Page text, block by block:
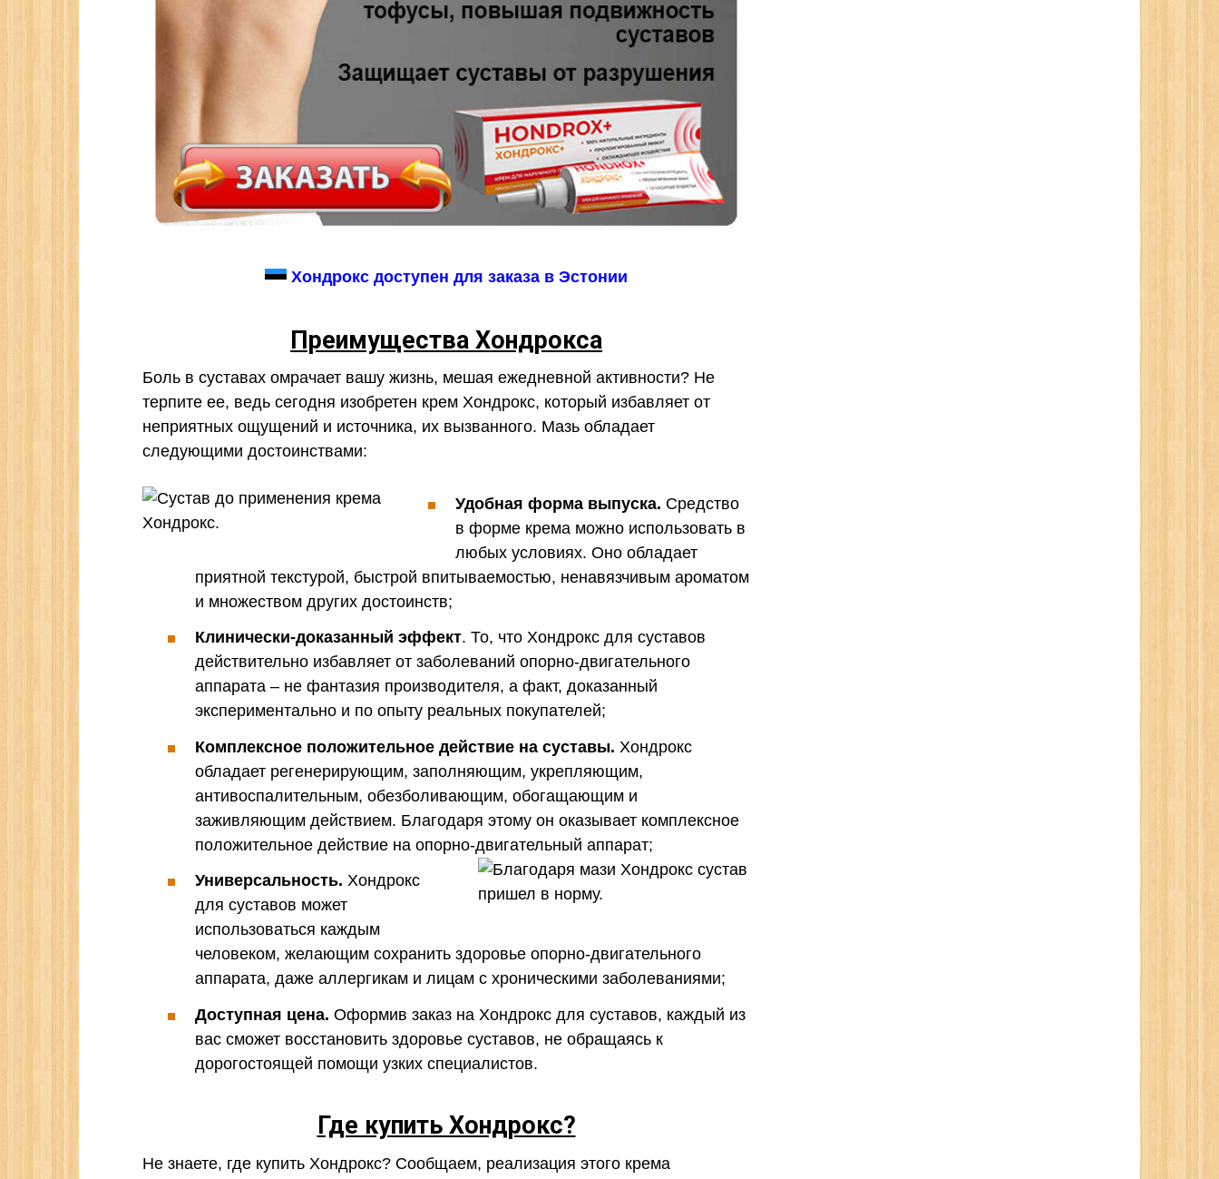
Хондрокс доступен для заказа в Эстонии
Преимущества Хондрокса
Боль в суставах омрачает вашу жизнь, мешая ежедневной активности? Не
терпите ее, ведь сегодня изобретен крем Хондрокс, который избавляет от
неприятных ощущений и источника, их вызванного. Мазь обладает
следующими достоинствами:
Удобная форма выпуска. Средство
в форме крема можно использовать в
любых условиях. Оно обладает
приятной текстурой, быстрой впитываемостью, ненавязчивым ароматом
и множеством других достоинств;
Клинически-доказанный эффект. То, что Хондрокс для суставов
действительно избавляет от заболеваний опорно-двигательного
аппарата – не фантазия производителя, а факт, доказанный
экспериментально и по опыту реальных покупателей;
Комплексное положительное действие на суставы. Хондрокс
обладает регенерирующим, заполняющим, укрепляющим,
антивоспалительным, обезболивающим, обогащающим и
заживляющим действием. Благодаря этому он оказывает комплексное
положительное действие на опорно-двигательный аппарат;
Универсальность. Хондрокс
для суставов может
использоваться каждым
человеком, желающим сохранить здоровье опорно-двигательного
аппарата, даже аллергикам и лицам с хроническими заболеваниями;
Доступная цена. Оформив заказ на Хондрокс для суставов, каждый из
вас сможет восстановить здоровье суставов, не обращаясь к
дорогостоящей помощи узких специалистов.
Где купить Хондрокс?
Не знаете, где купить Хондрокс? Сообщаем, реализация этого крема